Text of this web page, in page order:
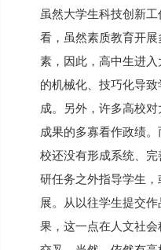
虽然大学生科技创新
看，虽然素质教育开
素，因此，高中生进
的机械化、技巧化导
成。另外，许多高校
成果的多寡看作政绩
校还没有形成系统、
研任务之外指导学生
展。从以往学生提交
果，这一点在人文社